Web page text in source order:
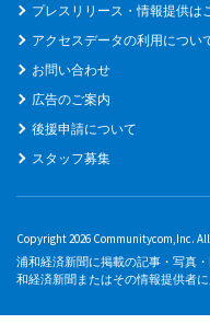
プレスリリース・情報提供は
アクセスデータの利用につい
お問い合わせ
広告のご案内
後援申請について
スタッフ募集
Copyright 2026 Communitycom,Inc.
浦和経済新聞に掲載の記事・写真
和経済新聞またはその情報提供者に